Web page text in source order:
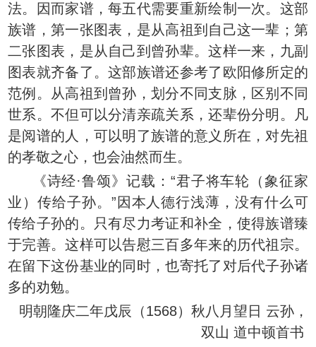
法。因而家谱，每五代需要重新绘制一次。这部
族谱，第一张图表，是从高祖到自己这一辈；第
二张图表，是从自己到曾孙辈。这样一来，九副
图表就齐备了。这部族谱还参考了欧阳修所定的
范例。从高祖到曾孙，划分不同支脉，区别不同
世系。不但可以分清亲疏关系，还辈份分明。凡
是阅谱的人，可以明了族谱的意义所在，对先祖
的孝敬之心，也会油然而生。
《诗经·鲁颂》记载：“君子将车轮（象征家
业）传给子孙。”因本人德行浅薄，没有什么可
传给子孙的。只有尽力考证和补全，使得族谱臻
于完善。这样可以告慰三百多年来的历代祖宗。
在留下这份基业的同时，也寄托了对后代子孙诸
多的劝勉。
明朝隆庆二年戊辰（1568）秋八月望日 云孙，
双山 道中顿首书